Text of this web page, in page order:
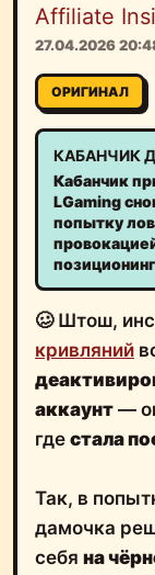
Affiliate
27.04.2026
ОРИГИНАЛ
КАБАНЧИК
Кабанчик
LGaming
попытку
🥴 Штош,
кривляний
аккаунт —
где стала
Так, в
дамочка
себя на